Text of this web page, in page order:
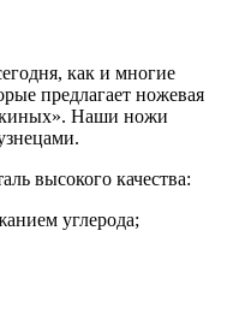
как и многие
предлагает ножевая
Наши ножи
высокого качества:
углерода;